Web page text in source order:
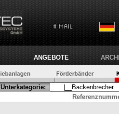
ANGEBOTE
Unterkategorie: